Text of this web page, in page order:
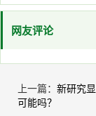
网友评论
上一篇： 新研究
可能吗？